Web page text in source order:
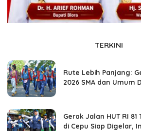
TERKINI
Rute Lebih Panjang:
2026 SMA dan Umum
Gerak Jalan HUT RI 81
di Cepu Siap Digelar,